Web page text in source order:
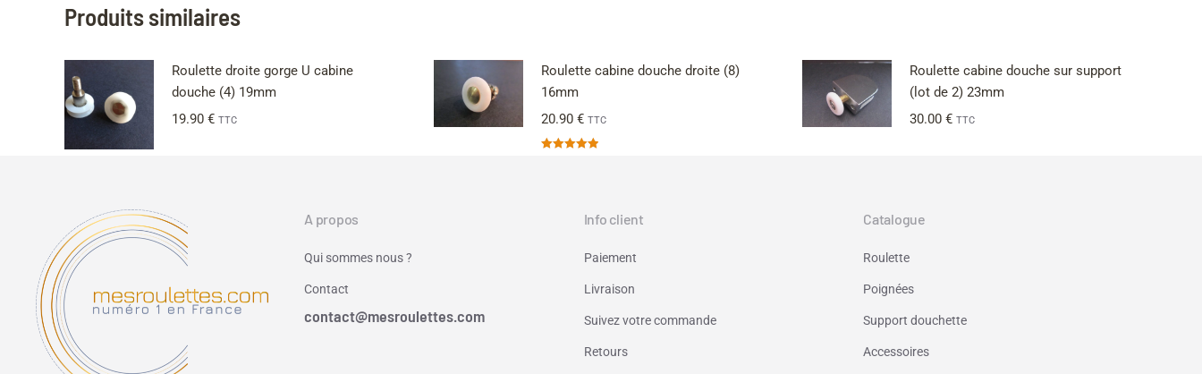
Produits similaires
Roulette droite gorge U cabine
douche (4) 19mm
19.90 € TTC
Roulette cabine douche droite (8)
16mm
20.90 € TTC
Roulette cabine douche sur support
(lot de 2) 23mm
30.00 € TTC
A propos
Qui sommes nous ?
Contact
contact@mesroulettes.com
Info client
Paiement
Livraison
Suivez votre commande
Retours
Catalogue
Roulette
Poignées
Support douchette
Accessoires